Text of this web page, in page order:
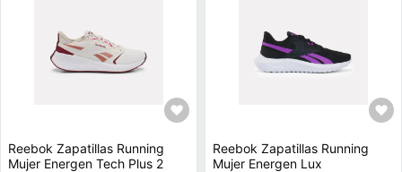
Reebok Zapatillas Running
Mujer Energen Tech Plus 2
Reebok Zapatillas Running
Mujer Energen Lux